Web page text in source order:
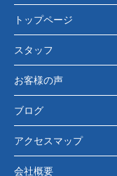
トップページ
スタッフ
お客様の声
ブログ
アクセスマップ
会社概要